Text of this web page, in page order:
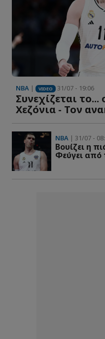
NBA | VIDEO 31/07 - 19:06
Συνεχίζεται το...
Χεζόνια - Τον
NBA | 31/07 -
Βουίζει η
Φεύγει από